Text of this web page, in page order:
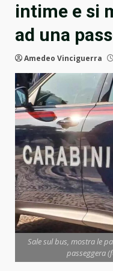
intime e si
ad una
Amedeo Vinciguerra
Sale sul bus, mostra le
passeggera